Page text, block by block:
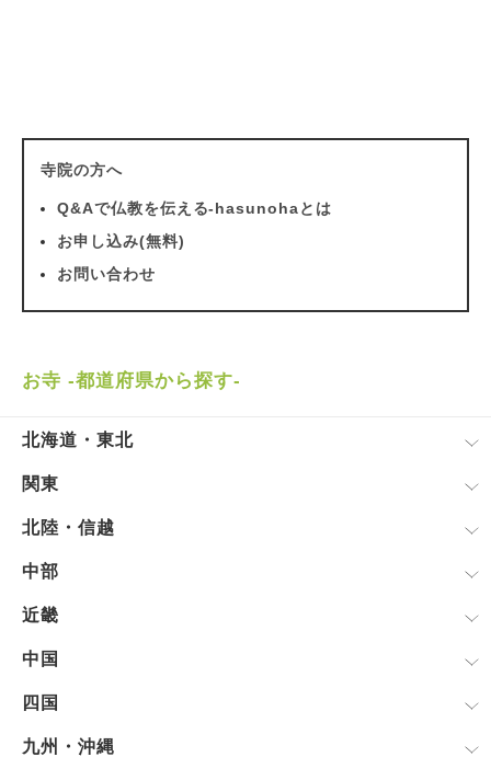
寺院の方へ
Q&Aで仏教を伝える-hasunohaとは
お申し込み(無料)
お問い合わせ
お寺 -都道府県から探す-
北海道・東北
関東
北陸・信越
中部
近畿
中国
四国
九州・沖縄